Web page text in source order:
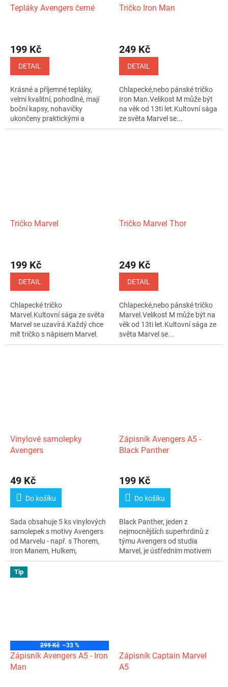
Tepláky Avengers černé
199 Kč
DETAIL
Krásné a příjemné tepláky,
velmi kvalitní, pohodlné, mají
boční kapsy, nohavičky
ukončeny praktickými a
pružnými...
Tričko Iron Man
249 Kč
DETAIL
Chlapecké,nebo pánské tričko
Iron Man.Velikost M může být
na věk od 13ti let.Kultovní sága
ze světa Marvel se...
Tričko Marvel
199 Kč
DETAIL
Chlapecké tričko
Marvel.Kultovní sága ze světa
Marvel se uzavírá.Každý chce
mít tričko s nápisem Marvel.
Vysoce...
Tričko Marvel Thor
249 Kč
DETAIL
Chlapecké,nebo pánské tričko
Marvel.Velikost M může být na
věk od 13ti let.Kultovní sága ze
světa Marvel se...
Vinylové samolepky
Avengers
49 Kč
Do košíku
Sada obsahuje 5 ks vinylových
samolepek s motivy Avengers
od Marvelu - např. s Thorem,
Iron Manem, Hulkem,
Captain...
Zápisník Avengers A5 -
Black Panther
199 Kč
Do košíku
Black Panther, jeden z
nejmocnějších superhrdinů z
týmu Avengers od studia
Marvel, je ústředním motivem
tohoto...
Tip
299 Kč –33 %
Zápisník Avengers A5 - Iron
Man
Zápisník Captain Marvel
A5